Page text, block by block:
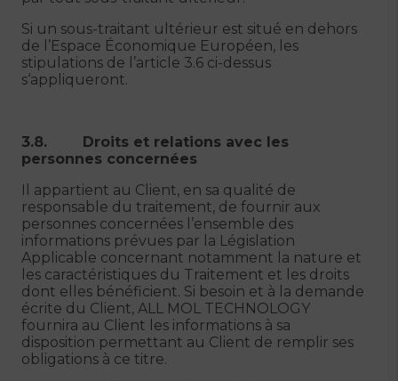
Si un sous-traitant ultérieur est situé en dehors
de l’Espace Économique Européen, les
stipulations de l’article 3.6 ci-dessus
s‘appliqueront.
3.8. Droits et relations avec les
personnes concernées
Il appartient au Client, en sa qualité de
responsable du traitement, de fournir aux
personnes concernées l’ensemble des
informations prévues par la Législation
Applicable concernant notamment la nature et
les caractéristiques du Traitement et les droits
dont elles bénéficient. Si besoin et à la demande
écrite du Client, ALL MOL TECHNOLOGY
fournira au Client les informations à sa
disposition permettant au Client de remplir ses
obligations à ce titre.